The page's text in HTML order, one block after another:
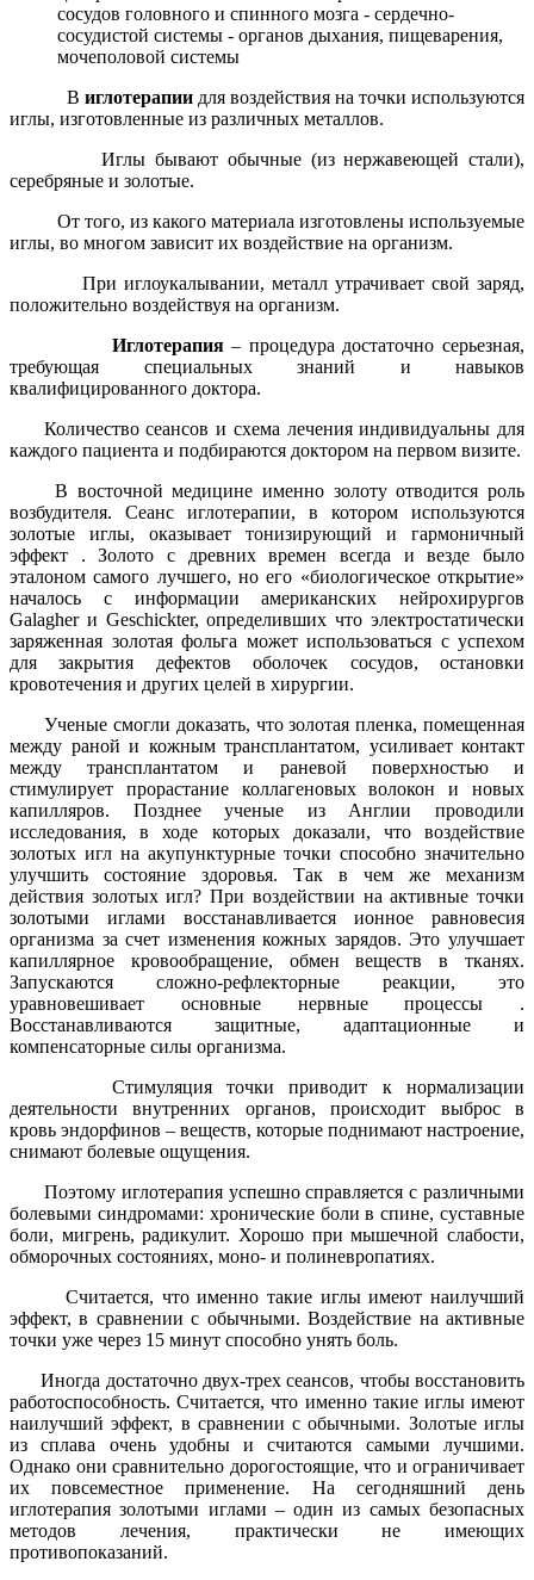
сосудов головного и спинного мозга - сердечно-
сосудистой системы - органов дыхания, пищеварения,
мочеполовой системы
В иглотерапии для воздействия на точки используются
иглы, изготовленные из различных металлов.
Иглы бывают обычные (из нержавеющей стали),
серебряные и золотые.
От того, из какого материала изготовлены используемые
иглы, во многом зависит их воздействие на организм.
При иглоукалывании, металл утрачивает свой заряд,
положительно воздействуя на организм.
Иглотерапия– процедура достаточно серьезная,
требующая специальных знаний и навыков
квалифицированного доктора.
Количество сеансов и схема лечения индивидуальны для
каждого пациента и подбираются доктором на первом визите.
В восточной медицине именно золоту отводится роль
возбудителя. Сеанс иглотерапии, в котором используются
золотые иглы, оказывает тонизирующий и гармоничный
эффект . Золото с древних времен всегда и везде было
эталоном самого лучшего, но его «биологическое открытие»
началось с информации американских нейрохирургов
Galagher и Geschickter, определивших что электростатически
заряженная золотая фольга может использоваться с успехом
для закрытия дефектов оболочек сосудов, остановки
кровотечения и других целей в хирургии.
Ученые смогли доказать, что золотая пленка, помещенная
между раной и кожным трансплантатом, усиливает контакт
между трансплантатом и раневой поверхностью и
стимулирует прорастание коллагеновых волокон и новых
капилляров. Позднее ученые из Англии проводили
исследования, в ходе которых доказали, что воздействие
золотых игл на акупунктурные точки способно значительно
улучшить состояние здоровья. Так в чем же механизм
действия золотых игл? При воздействии на активные точки
золотыми иглами восстанавливается ионное равновесия
организма за счет изменения кожных зарядов. Это улучшает
капиллярное кровообращение, обмен веществ в тканях.
Запускаются сложно-рефлекторные реакции, это
уравновешивает основные нервные процессы .
Восстанавливаются защитные, адаптационные и
компенсаторные силы организма.
Стимуляция точки приводит к нормализации
деятельности внутренних органов, происходит выброс в
кровь эндорфинов – веществ, которые поднимают настроение,
снимают болевые ощущения.
Поэтому иглотерапия успешно справляется с различными
болевыми синдромами: хронические боли в спине, суставные
боли, мигрень, радикулит. Хорошо при мышечной слабости,
обморочных состояниях, моно- и полиневропатиях.
Считается, что именно такие иглы имеют наилучший
эффект, в сравнении с обычными. Воздействие на активные
точки уже через 15 минут способно унять боль.
Иногда достаточно двух-трех сеансов, чтобы восстановить
работоспособность. Считается, что именно такие иглы имеют
наилучший эффект, в сравнении с обычными. Золотые иглы
из сплава очень удобны и считаются самыми лучшими.
Однако они сравнительно дорогостоящие, что и ограничивает
их повсеместное применение. На сегодняшний день
иглотерапия золотыми иглами – один из самых безопасных
методов лечения, практически не имеющих
противопоказаний.